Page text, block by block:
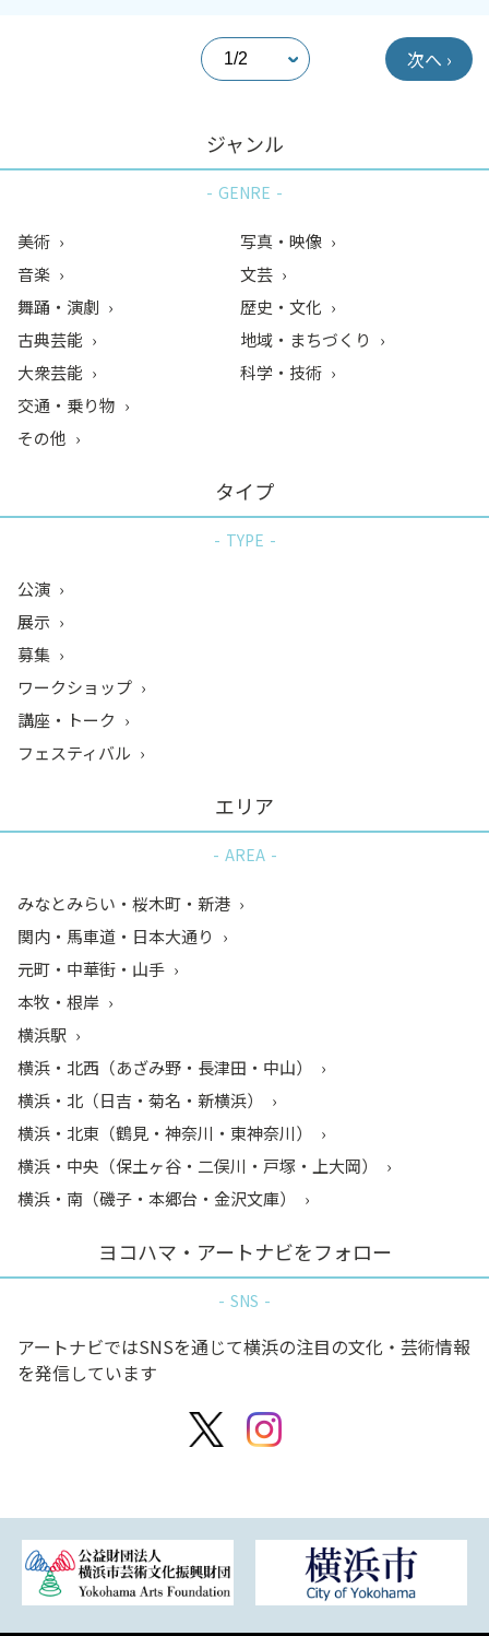
次へ ›
ジャンル
GENRE
美術
音楽
舞踊・演劇
古典芸能
大衆芸能
写真・映像
文芸
歴史・文化
地域・まちづくり
科学・技術
交通・乗り物
その他
タイプ
TYPE
公演
展示
募集
ワークショップ
講座・トーク
フェスティバル
エリア
AREA
みなとみらい・桜木町・新港
関内・馬車道・日本大通り
元町・中華街・山手
本牧・根岸
横浜駅
横浜・北西（あざみ野・長津田・中山）
横浜・北（日吉・菊名・新横浜）
横浜・北東（鶴見・神奈川・東神奈川）
横浜・中央（保土ヶ谷・二俣川・戸塚・上大岡）
横浜・南（磯子・本郷台・金沢文庫）
ヨコハマ・アートナビをフォロー
SNS
アートナビではSNSを通じて横浜の注目の文化・芸術情報
を発信しています